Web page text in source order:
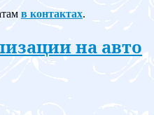
в контактах.
на авто